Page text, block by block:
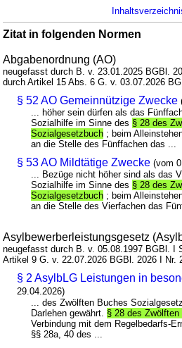
Zitat in folgenden Normen
Abgabenordnung (AO)
neugefasst durch B. v. 23.01.2025 BGBl.
durch Artikel 15 Abs. 6 G. v. 03.07.2026
§ 52 AO Gemeinnützige Zwecke
... höher sein dürfen als das
Sozialhilfe im Sinne des § 28 des
Sozialgesetzbuch ; beim
an die Stelle des Fünffachen das ...
§ 53 AO Mildtätige Zwecke (vom
... Bezüge nicht höher sind als das
Sozialhilfe im Sinne des § 28 des
Sozialgesetzbuch ; beim
an die Stelle des Vierfachen das
Asylbewerberleistungsgesetz
neugefasst durch B. v. 05.08.1997 BGBl. I
Artikel 9 G. v. 22.07.2026 BGBl. 2026 I Nr.
§ 2 AsylbLG Leistungen in
29.04.2026)
... des Zwölften Buches
Darlehen gewährt. § 28 des
Verbindung mit dem Regelbedarfs-
§§ 28a, 40 des ...